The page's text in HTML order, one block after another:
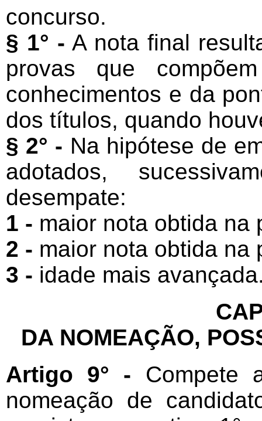
concurso.
§ 1° - A nota final
provas que
conhecimentos e da
dos títulos, quando
§ 2° - Na hipótese de
adotados,
desempate:
1 - maior nota obtida na
2 - maior nota obtida na
3 - idade mais
DA NOMEAÇÃO,
Artigo 9° - Compete
nomeação de